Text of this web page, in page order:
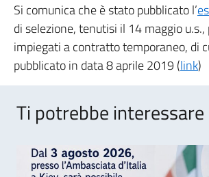
Si comunica che è stato pubblicato l’
di selezione, tenutisi il 14 maggio u.s.,
impiegati a contratto temporaneo, di
pubblicato in data 8 aprile 2019 (link)
Ti potrebbe interessare